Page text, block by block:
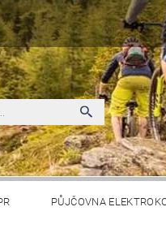
PŮJČOVNA